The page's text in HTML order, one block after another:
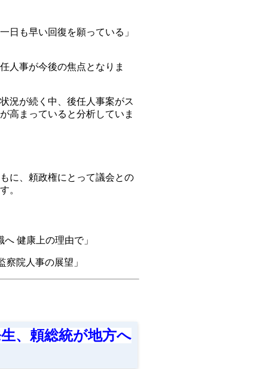
日も早い回復を願っている」
人事が今後の焦点となりま
況が続く中、後任人事案がス
高まっていると分析していま
に、頼政権にとって議会との
。
健康上の理由で」
院人事の展望」
、頼総統が地方へ